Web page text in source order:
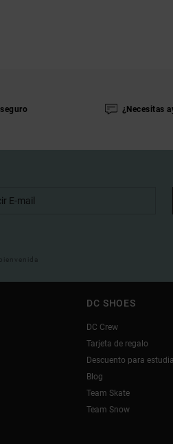
¿Necesitas
DC SHOES
DC Crew
Tarjeta de regalo
Descuento para
Blog
Team Skate
Team Snow